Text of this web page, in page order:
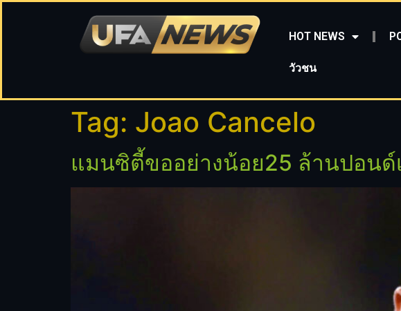
HOT NEWS
วัวชน
Tag: Joao Cancelo
แมนซิตี้ขออย่างน้อย25 ล้านปอนด์